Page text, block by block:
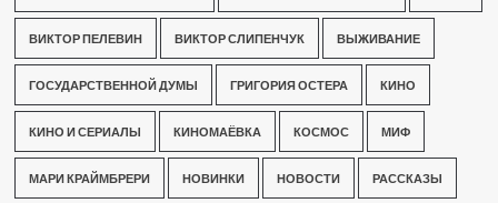
ВИКТОР ПЕЛЕВИН ВИКТОР СЛИПЕНЧУК ВЫЖИВАНИЕ
ГОСУДАРСТВЕННОЙ ДУМЫ ГРИГОРИЯ ОСТЕРА КИНО
КИНО И СЕРИАЛЫ КИНОМАЁВКА КОСМОС МИФ
МАРИ КРАЙМБРЕРИ НОВИНКИ НОВОСТИ РАССКАЗЫ